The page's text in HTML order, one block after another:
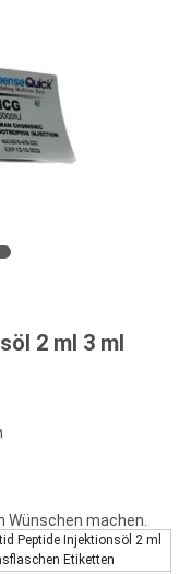
2 ml 3 ml
Wünschen machen.
Peptide Injektionsöl 2 ml
Etiketten